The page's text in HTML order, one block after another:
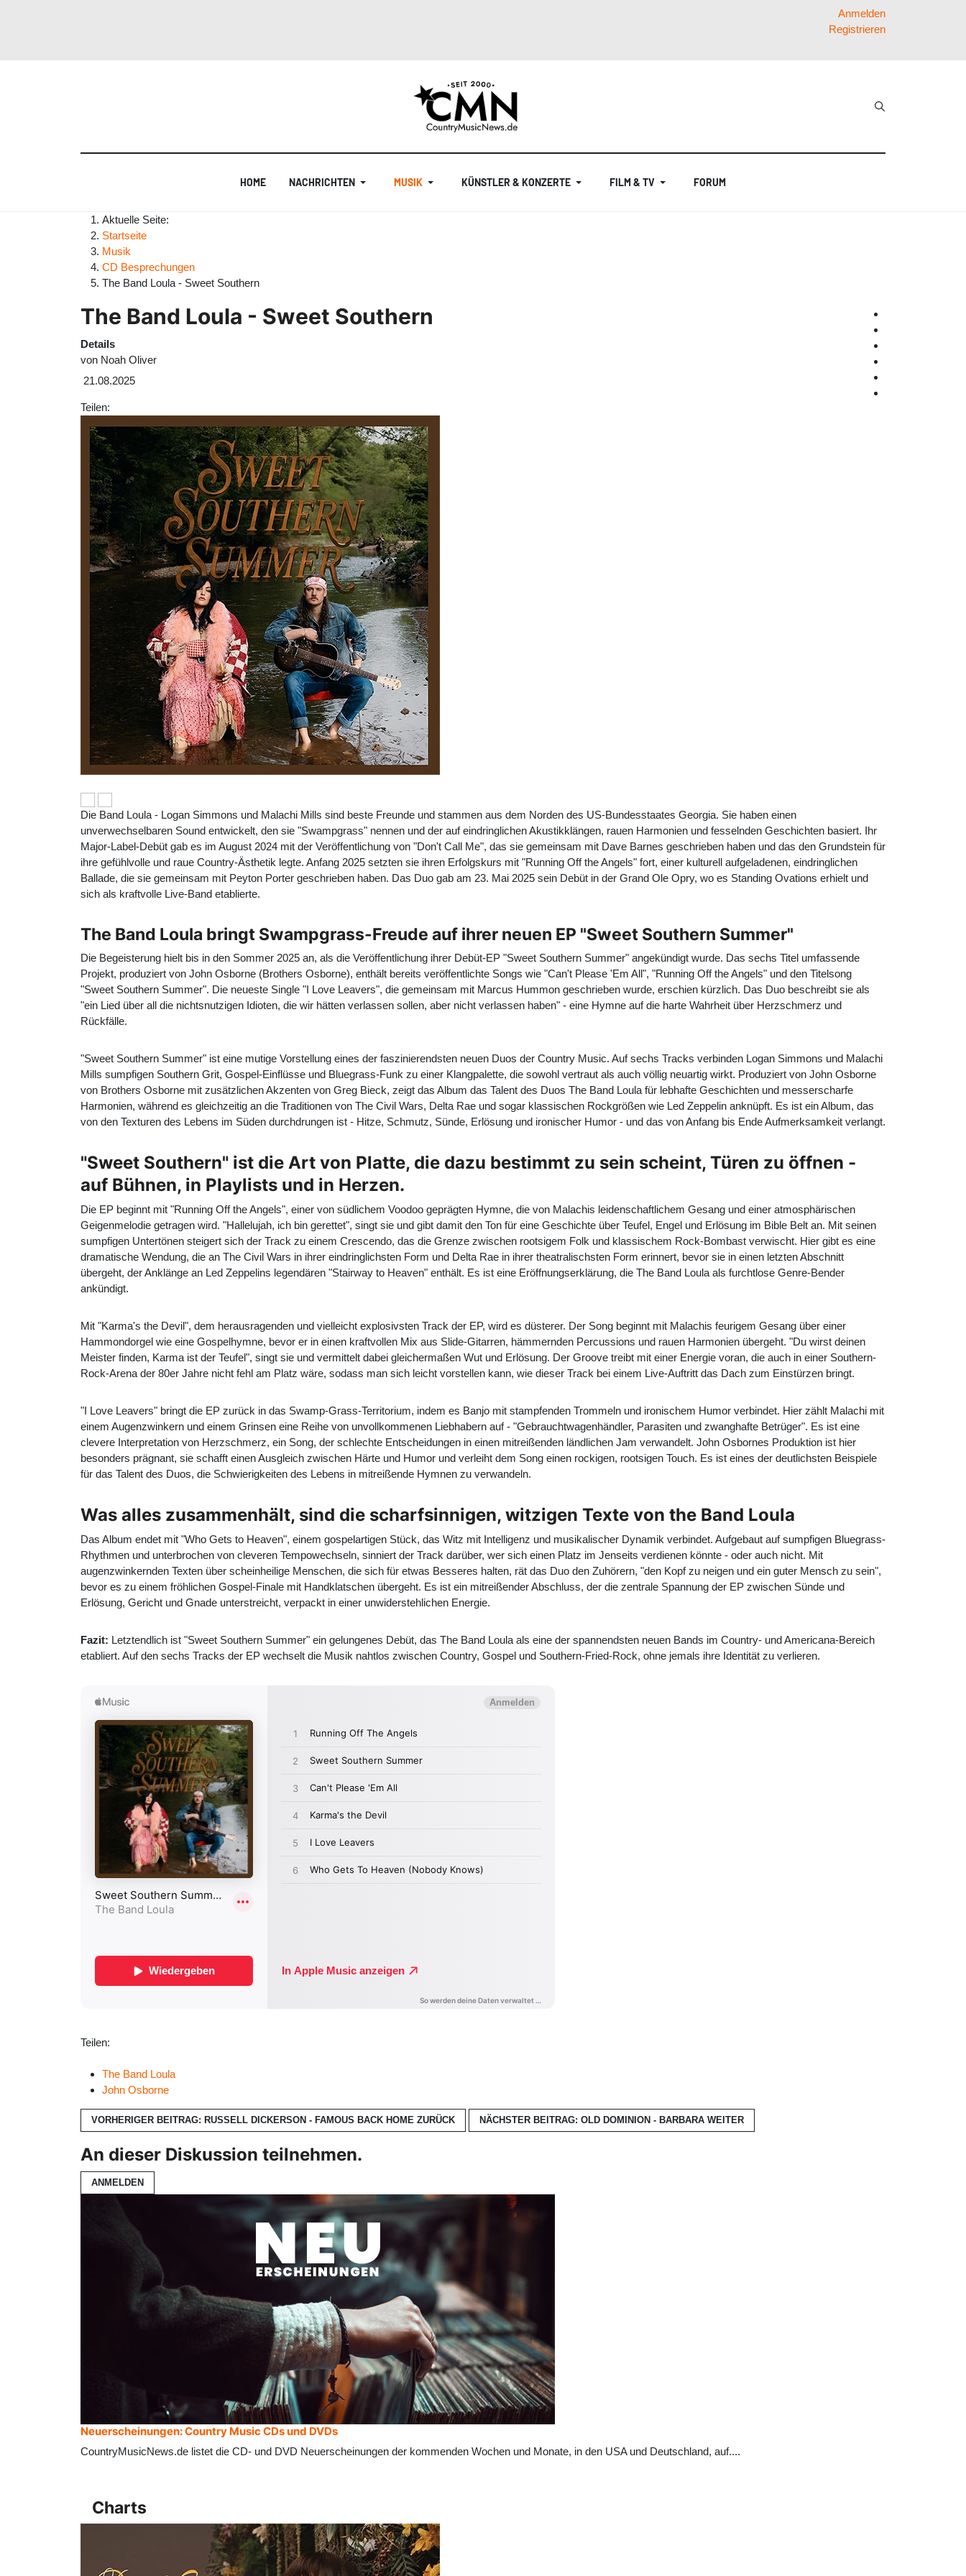
Anmelden
Registrieren
HOME NACHRICHTEN MUSIK KÜNSTLER & KONZERTE FILM & TV FORUM
Aktuelle Seite:
Startseite
Musik
CD Besprechungen
The Band Loula - Sweet Southern
The Band Loula - Sweet Southern
Details
von Noah Oliver
21.08.2025
Teilen:
Die Band Loula - Logan Simmons und Malachi Mills sind beste Freunde und stammen aus dem Norden des US-Bundesstaates Georgia. Sie haben einen
unverwechselbaren Sound entwickelt, den sie "Swampgrass" nennen und der auf eindringlichen Akustikklängen, rauen Harmonien und fesselnden Geschichten basiert. Ihr
Major-Label-Debüt gab es im August 2024 mit der Veröffentlichung von "Don't Call Me", das sie gemeinsam mit Dave Barnes geschrieben haben und das den Grundstein für
ihre gefühlvolle und raue Country-Ästhetik legte. Anfang 2025 setzten sie ihren Erfolgskurs mit "Running Off the Angels" fort, einer kulturell aufgeladenen, eindringlichen
Ballade, die sie gemeinsam mit Peyton Porter geschrieben haben. Das Duo gab am 23. Mai 2025 sein Debüt in der Grand Ole Opry, wo es Standing Ovations erhielt und
sich als kraftvolle Live-Band etablierte.
The Band Loula bringt Swampgrass-Freude auf ihrer neuen EP "Sweet Southern Summer"
Die Begeisterung hielt bis in den Sommer 2025 an, als die Veröffentlichung ihrer Debüt-EP "Sweet Southern Summer" angekündigt wurde. Das sechs Titel umfassende
Projekt, produziert von John Osborne (Brothers Osborne), enthält bereits veröffentlichte Songs wie "Can't Please 'Em All", "Running Off the Angels" und den Titelsong
"Sweet Southern Summer". Die neueste Single "I Love Leavers", die gemeinsam mit Marcus Hummon geschrieben wurde, erschien kürzlich. Das Duo beschreibt sie als
"ein Lied über all die nichtsnutzigen Idioten, die wir hätten verlassen sollen, aber nicht verlassen haben" - eine Hymne auf die harte Wahrheit über Herzschmerz und
Rückfälle.
"Sweet Southern Summer" ist eine mutige Vorstellung eines der faszinierendsten neuen Duos der Country Music. Auf sechs Tracks verbinden Logan Simmons und Malachi
Mills sumpfigen Southern Grit, Gospel-Einflüsse und Bluegrass-Funk zu einer Klangpalette, die sowohl vertraut als auch völlig neuartig wirkt. Produziert von John Osborne
von Brothers Osborne mit zusätzlichen Akzenten von Greg Bieck, zeigt das Album das Talent des Duos The Band Loula für lebhafte Geschichten und messerscharfe
Harmonien, während es gleichzeitig an die Traditionen von The Civil Wars, Delta Rae und sogar klassischen Rockgrößen wie Led Zeppelin anknüpft. Es ist ein Album, das
von den Texturen des Lebens im Süden durchdrungen ist - Hitze, Schmutz, Sünde, Erlösung und ironischer Humor - und das von Anfang bis Ende Aufmerksamkeit verlangt.
"Sweet Southern" ist die Art von Platte, die dazu bestimmt zu sein scheint, Türen zu öffnen -
auf Bühnen, in Playlists und in Herzen.
Die EP beginnt mit "Running Off the Angels", einer von südlichem Voodoo geprägten Hymne, die von Malachis leidenschaftlichem Gesang und einer atmosphärischen
Geigenmelodie getragen wird. "Hallelujah, ich bin gerettet", singt sie und gibt damit den Ton für eine Geschichte über Teufel, Engel und Erlösung im Bible Belt an. Mit seinen
sumpfigen Untertönen steigert sich der Track zu einem Crescendo, das die Grenze zwischen rootsigem Folk und klassischem Rock-Bombast verwischt. Hier gibt es eine
dramatische Wendung, die an The Civil Wars in ihrer eindringlichsten Form und Delta Rae in ihrer theatralischsten Form erinnert, bevor sie in einen letzten Abschnitt
übergeht, der Anklänge an Led Zeppelins legendären "Stairway to Heaven" enthält. Es ist eine Eröffnungserklärung, die The Band Loula als furchtlose Genre-Bender
ankündigt.
Mit "Karma's the Devil", dem herausragenden und vielleicht explosivsten Track der EP, wird es düsterer. Der Song beginnt mit Malachis feurigem Gesang über einer
Hammondorgel wie eine Gospelhymne, bevor er in einen kraftvollen Mix aus Slide-Gitarren, hämmernden Percussions und rauen Harmonien übergeht. "Du wirst deinen
Meister finden, Karma ist der Teufel", singt sie und vermittelt dabei gleichermaßen Wut und Erlösung. Der Groove treibt mit einer Energie voran, die auch in einer Southern-
Rock-Arena der 80er Jahre nicht fehl am Platz wäre, sodass man sich leicht vorstellen kann, wie dieser Track bei einem Live-Auftritt das Dach zum Einstürzen bringt.
"I Love Leavers" bringt die EP zurück in das Swamp-Grass-Territorium, indem es Banjo mit stampfenden Trommeln und ironischem Humor verbindet. Hier zählt Malachi mit
einem Augenzwinkern und einem Grinsen eine Reihe von unvollkommenen Liebhabern auf - "Gebrauchtwagenhändler, Parasiten und zwanghafte Betrüger". Es ist eine
clevere Interpretation von Herzschmerz, ein Song, der schlechte Entscheidungen in einen mitreißenden ländlichen Jam verwandelt. John Osbornes Produktion ist hier
besonders prägnant, sie schafft einen Ausgleich zwischen Härte und Humor und verleiht dem Song einen rockigen, rootsigen Touch. Es ist eines der deutlichsten Beispiele
für das Talent des Duos, die Schwierigkeiten des Lebens in mitreißende Hymnen zu verwandeln.
Was alles zusammenhält, sind die scharfsinnigen, witzigen Texte von the Band Loula
Das Album endet mit "Who Gets to Heaven", einem gospelartigen Stück, das Witz mit Intelligenz und musikalischer Dynamik verbindet. Aufgebaut auf sumpfigen Bluegrass-
Rhythmen und unterbrochen von cleveren Tempowechseln, sinniert der Track darüber, wer sich einen Platz im Jenseits verdienen könnte - oder auch nicht. Mit
augenzwinkernden Texten über scheinheilige Menschen, die sich für etwas Besseres halten, rät das Duo den Zuhörern, "den Kopf zu neigen und ein guter Mensch zu sein",
bevor es zu einem fröhlichen Gospel-Finale mit Handklatschen übergeht. Es ist ein mitreißender Abschluss, der die zentrale Spannung der EP zwischen Sünde und
Erlösung, Gericht und Gnade unterstreicht, verpackt in einer unwiderstehlichen Energie.
Fazit: Letztendlich ist "Sweet Southern Summer" ein gelungenes Debüt, das The Band Loula als eine der spannendsten neuen Bands im Country- und Americana-Bereich
etabliert. Auf den sechs Tracks der EP wechselt die Musik nahtlos zwischen Country, Gospel und Southern-Fried-Rock, ohne jemals ihre Identität zu verlieren.
Teilen:
The Band Loula
John Osborne
VORHERIGER BEITRAG: RUSSELL DICKERSON - FAMOUS BACK HOME ZURÜCK NÄCHSTER BEITRAG: OLD DOMINION - BARBARA WEITER
An dieser Diskussion teilnehmen.
ANMELDEN
Neuerscheinungen: Country Music CDs und DVDs
CountryMusicNews.de listet die CD- und DVD Neuerscheinungen der kommenden Wochen und Monate, in den USA und Deutschland, auf....
Charts